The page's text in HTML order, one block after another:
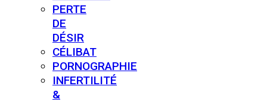
PERTE
DE
DÉSIR
CÉLIBAT
PORNOGRAPHIE
INFERTILITÉ
&